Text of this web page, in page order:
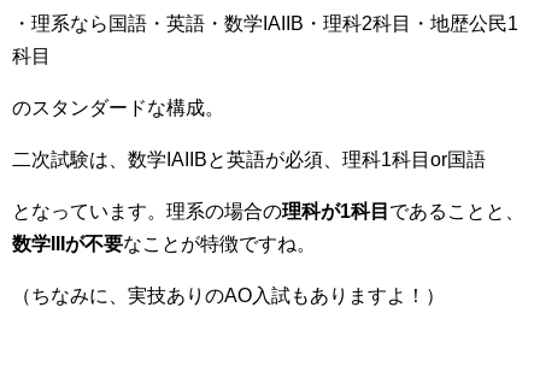
・理系なら国語・英語・数学IAIIB・理科2科目・地歴公民1
科目
のスタンダードな構成。
二次試験は、数学IAIIBと英語が必須、理科1科目or国語
となっています。理系の場合の理科が1科目 であることと、
数学IIIが不要なことが特徴ですね。
（ちなみに、実技ありのAO入試もありますよ！）